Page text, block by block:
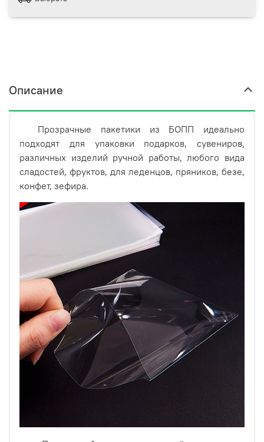
декоративной ленточкой, твистиком, закрепить при
Высота 180 мм.
Описание
Прозрачные пакетики из БОПП идеально
подходят для упаковки подарков, сувениров,
различных изделий ручной работы, любого вида
сладостей, фруктов, для леденцов, пряников, безе,
конфет, зефира.